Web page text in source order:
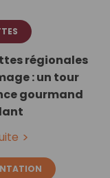
régionales
: un tour
gourmand